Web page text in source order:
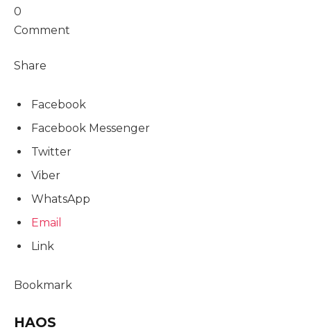
0
Comment
Share
Facebook
Facebook Messenger
Twitter
Viber
WhatsApp
Email
Link
Bookmark
HAOS